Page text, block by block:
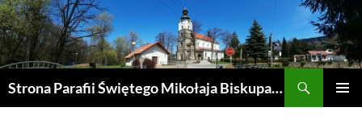
Przejdź
do
treści
Strona Parafii Świętego Mikołaja Biskupa w Żegocinie